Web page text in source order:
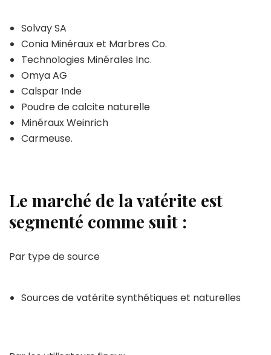
Solvay SA
Conia Minéraux et Marbres Co.
Technologies Minérales Inc.
Omya AG
Calspar Inde
Poudre de calcite naturelle
Minéraux Weinrich
Carmeuse.
Le marché de la vatérite est
segmenté comme suit :
Par type de source
Sources de vatérite synthétiques et naturelles